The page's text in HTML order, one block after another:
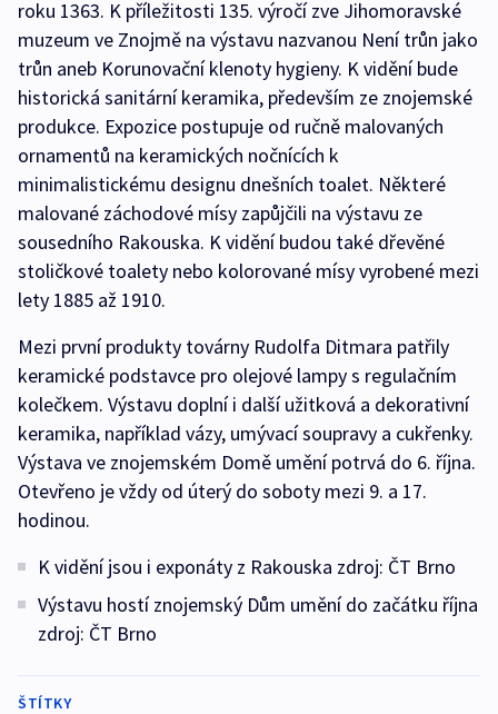
roku 1363. K příležitosti 135. výročí zve Jihomoravské
muzeum ve Znojmě na výstavu nazvanou Není trůn jako
trůn aneb Korunovační klenoty hygieny. K vidění bude
historická sanitární keramika, především ze znojemské
produkce. Expozice postupuje od ručně malovaných
ornamentů na keramických nočnících k
minimalistickému designu dnešních toalet. Některé
malované záchodové mísy zapůjčili na výstavu ze
sousedního Rakouska. K vidění budou také dřevěné
stoličkové toalety nebo kolorované mísy vyrobené mezi
lety 1885 až 1910.
Mezi první produkty továrny Rudolfa Ditmara patřily
keramické podstavce pro olejové lampy s regulačním
kolečkem. Výstavu doplní i další užitková a dekorativní
keramika, například vázy, umývací soupravy a cukřenky.
Výstava ve znojemském Domě umění potrvá do 6. října.
Otevřeno je vždy od úterý do soboty mezi 9. a 17.
hodinou.
K vidění jsou i exponáty z Rakouska zdroj: ČT Brno
Výstavu hostí znojemský Dům umění do začátku října
zdroj: ČT Brno
ŠTÍTKY